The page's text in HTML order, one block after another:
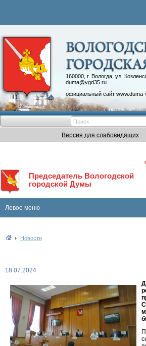
160000, г. Вологда, ул.
duma@vgd35.ru
официальный сайт
Контакты
Депутатские
Версия для слабовидящих
Председатель Вологодской
городской Думы
Левое меню
Новости
18.07.2024